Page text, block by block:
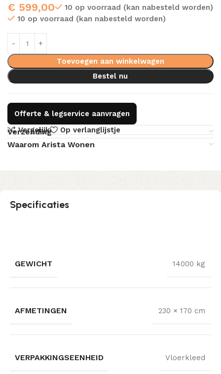
€ 599,00
10 op voorraad (kan nabesteld worden)
10 op voorraad (kan nabesteld worden)
Toevoegen aan winkelwagen
Bestel nu
Offerte & legservice aanvragen
Vergelijk
Op verlanglijstje
Verzending
Waarom Arista Wonen
Specificaties
GEWICHT 14000 kg
AFMETINGEN 230 × 170 cm
VERPAKKINGSEENHEID Vloerkleed